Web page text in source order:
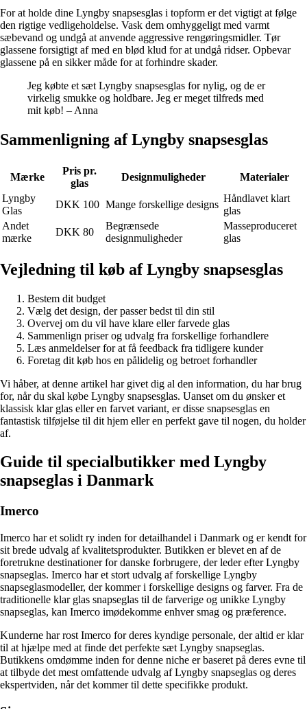
For at holde dine Lyngby snapsesglas i topform er det vigtigt at følge
den rigtige vedligeholdelse. Vask dem omhyggeligt med varmt
sæbevand og undgå at anvende aggressive rengøringsmidler. Tør
glassene forsigtigt af med en blød klud for at undgå ridser. Opbevar
glassene på en sikker måde for at forhindre skader.
Jeg købte et sæt Lyngby snapsesglas for nylig, og de er
virkelig smukke og holdbare. Jeg er meget tilfreds med
mit køb! – Anna
Sammenligning af Lyngby snapsesglas
Mærke
Pris pr.
glas
Designmuligheder
Materialer
Lyngby
Glas
DKK 100 Mange forskellige designs
Håndlavet klart
glas
Andet
mærke
DKK 80
Begrænsede
designmuligheder
Masseproduceret
glas
Vejledning til køb af Lyngby snapsesglas
Bestem dit budget
Vælg det design, der passer bedst til din stil
Overvej om du vil have klare eller farvede glas
Sammenlign priser og udvalg fra forskellige forhandlere
Læs anmeldelser for at få feedback fra tidligere kunder
Foretag dit køb hos en pålidelig og betroet forhandler
Vi håber, at denne artikel har givet dig al den information, du har brug
for, når du skal købe Lyngby snapsesglas. Uanset om du ønsker et
klassisk klar glas eller en farvet variant, er disse snapsesglas en
fantastisk tilføjelse til dit hjem eller en perfekt gave til nogen, du holder
af.
Guide til specialbutikker med Lyngby
snapseglas i Danmark
Imerco
Imerco har et solidt ry inden for detailhandel i Danmark og er kendt for
sit brede udvalg af kvalitetsprodukter. Butikken er blevet en af de
foretrukne destinationer for danske forbrugere, der leder efter Lyngby
snapseglas. Imerco har et stort udvalg af forskellige Lyngby
snapseglasmodeller, der kommer i forskellige designs og farver. Fra de
traditionelle klar glas snapseglas til de farverige og unikke Lyngby
snapseglas, kan Imerco imødekomme enhver smag og præference.
Kunderne har rost Imerco for deres kyndige personale, der altid er klar
til at hjælpe med at finde det perfekte sæt Lyngby snapseglas.
Butikkens omdømme inden for denne niche er baseret på deres evne til
at tilbyde det mest omfattende udvalg af Lyngby snapseglas og deres
ekspertviden, når det kommer til dette specifikke produkt.